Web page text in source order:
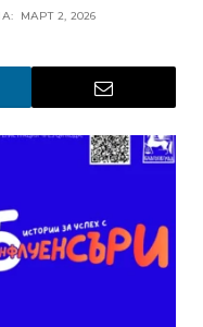
МАРТ 2, 2026